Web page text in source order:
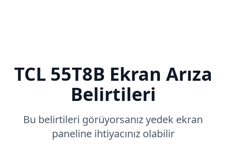
TCL 55T8B Ekran Arıza
Belirtileri
Bu belirtileri görüyorsanız yedek ekran
paneline ihtiyacınız olabilir